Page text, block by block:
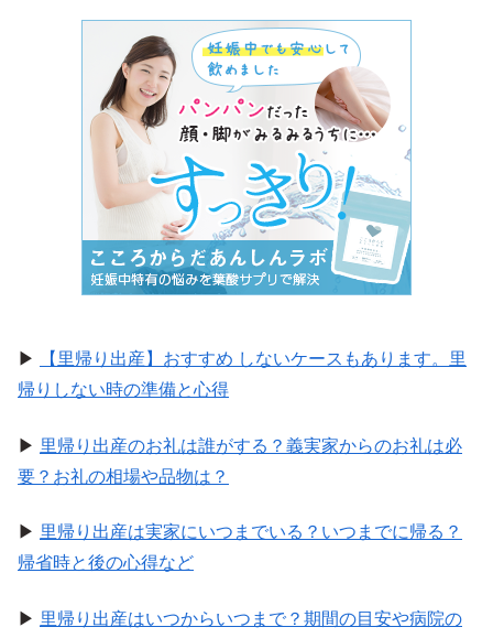
▶
【里帰り出産】おすすめ しないケースもあります。里
帰りしない時の準備と心得
▶ 里帰り出産のお礼は誰がする？義実家からのお礼は必
要？お礼の相場や品物は？
▶ 里帰り出産は実家にいつまでいる？いつまでに帰る？
帰省時と後の心得など
▶ 里帰り出産はいつからいつまで？期間の目安や病院の